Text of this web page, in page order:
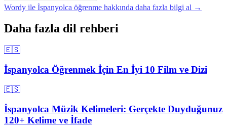
Wordy ile İspanyolca öğrenme hakkında daha fazla bilgi al →
Daha fazla dil rehberi
🇪🇸
İspanyolca Öğrenmek İçin En İyi 10 Film ve Dizi
🇪🇸
İspanyolca Müzik Kelimeleri: Gerçekte Duyduğunuz
120+ Kelime ve İfade